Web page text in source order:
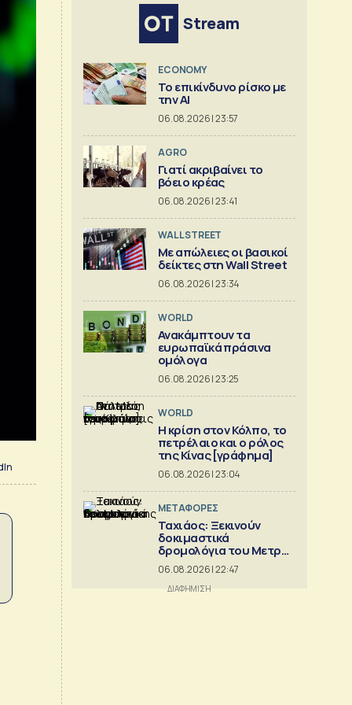
Stream
ECONOMY
Το επικίνδυνο ρίσκο με
την ΑΙ
06.08.2026 | 23:57
AGRO
Γιατί ακριβαίνει το
βόειο κρέας
06.08.2026 | 23:41
WALL STREET
Με απώλειες οι βασικοί
δείκτες στη Wall Street
06.08.2026 | 23:34
WORLD
Ανακάμπτουν τα
ευρωπαϊκά πράσινα
ομόλογα
06.08.2026 | 23:25
WORLD
Η κρίση στoν Κόλπο, το
πετρέλαιο και ο ρόλος
της Κίνας [γράφημα]
06.08.2026 | 23:04
ΜΕΤΑΦΟΡΕΣ
Ταχιάος: Ξεκινούν
δοκιμαστικά
δρομολόγια του Μετρό
Θεσσαλονίκης προς
Καλαμαριά
06.08.2026 | 22:47